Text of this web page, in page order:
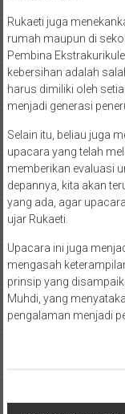
Rukaeti juga
rumah maupun di
Pembina
kebersihan adalah
harus dimiliki oleh
menjadi generasi
Selain itu, beliau juga
upacara yang telah
memberikan evaluasi
depannya, kita akan
yang ada, agar
ujar Rukaeti.
Upacara ini juga
mengasah
prinsip yang
Muhdi, yang
pengalaman menjadi